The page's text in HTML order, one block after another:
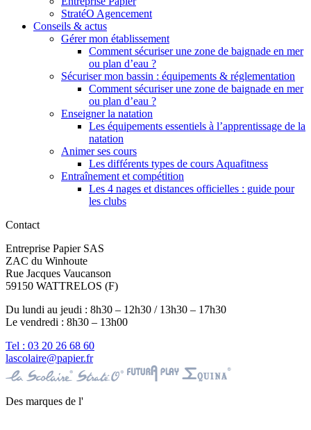
StratéO Agencement
Conseils & actus
Gérer mon établissement
Comment sécuriser une zone de baignade en mer
ou plan d’eau ?
Sécuriser mon bassin : équipements & réglementation
Comment sécuriser une zone de baignade en mer
ou plan d’eau ?
Enseigner la natation
Les équipements essentiels à l’apprentissage de la
natation
Animer ses cours
Les différents types de cours Aquafitness
Entraînement et compétition
Les 4 nages et distances officielles : guide pour
les clubs
Contact
Entreprise Papier SAS
ZAC du Winhoute
Rue Jacques Vaucanson
59150 WATTRELOS (F)
Du lundi au jeudi : 8h30 – 12h30 / 13h30 – 17h30
Le vendredi : 8h30 – 13h00
Tel : 03 20 26 68 60
lascolaire@papier.fr
Des marques de l'